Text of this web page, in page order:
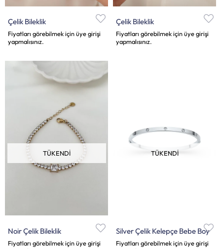
Çelik Bileklik
Fiyatları görebilmek için üye girişi
yapmalısınız.
Çelik Bileklik
Fiyatları görebilmek için üye girişi
yapmalısınız.
TÜKENDI
Noir Çelik Bileklik
Fiyatları görebilmek için üye girişi
TÜKENDI
Silver Çelik Kelepçe Bebe Boy
Fiyatları görebilmek için üye girişi